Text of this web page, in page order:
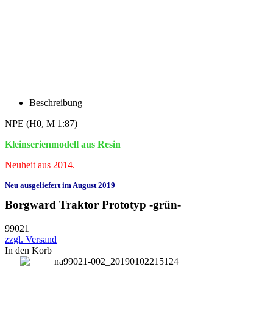
Beschreibung
NPE (H0, M 1:87)
Kleinserienmodell aus Resin
Neuheit aus 2014.
Neu ausgeliefert im August 2019
Borgward Traktor Prototyp -grün-
99021
zzgl. Versand
In den Korb